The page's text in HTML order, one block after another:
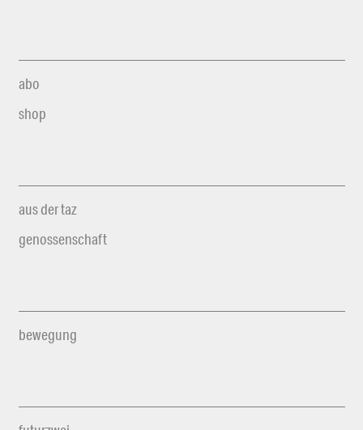
abo
shop
aus der taz
genossenschaft
bewegung